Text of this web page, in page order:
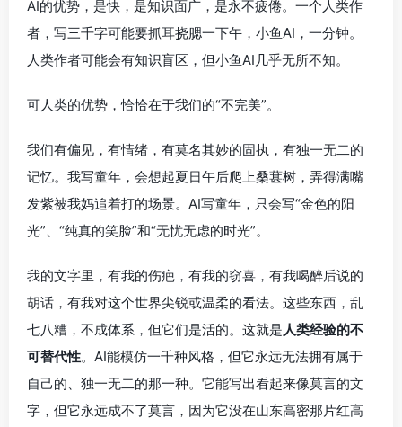
AI的优势，是快，是知识面广，是永不疲倦。一个人类作
者，写三千字可能要抓耳挠腮一下午，小鱼AI，一分钟。
人类作者可能会有知识盲区，但小鱼AI几乎无所不知。
可人类的优势，恰恰在于我们的“不完美”。
我们有偏见，有情绪，有莫名其妙的固执，有独一无二的
记忆。我写童年，会想起夏日午后爬上桑葚树，弄得满嘴
发紫被我妈追着打的场景。AI写童年，只会写“金色的阳
光”、“纯真的笑脸”和“无忧无虑的时光”。
我的文字里，有我的伤疤，有我的窃喜，有我喝醉后说的
胡话，有我对这个世界尖锐或温柔的看法。这些东西，乱
七八糟，不成体系，但它们是活的。这就是 人类经验的不
可替代性。AI能模仿一千种风格，但它永远无法拥有属于
自己的、独一无二的那一种。它能写出看起来像莫言的文
字，但它永远成不了莫言，因为它没在山东高密那片红高